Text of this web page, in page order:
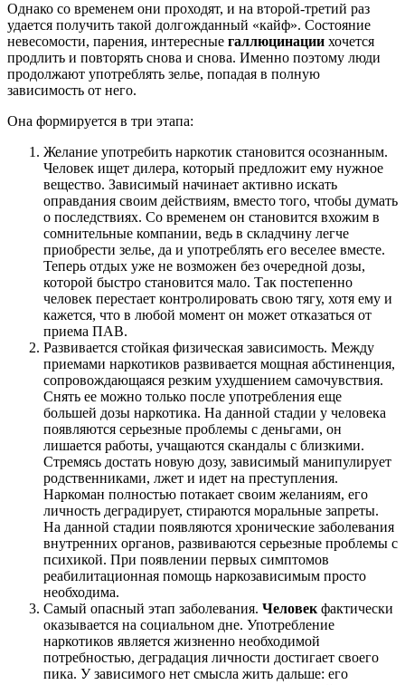
Однако со временем они проходят, и на второй-третий раз
удается получить такой долгожданный «кайф». Состояние
невесомости, парения, интересные галлюцинации хочется
продлить и повторять снова и снова. Именно поэтому люди
продолжают употреблять зелье, попадая в полную
зависимость от него.
Она формируется в три этапа:
Желание употребить наркотик становится осознанным.
Человек ищет дилера, который предложит ему нужное
вещество. Зависимый начинает активно искать
оправдания своим действиям, вместо того, чтобы думать
о последствиях. Со временем он становится вхожим в
сомнительные компании, ведь в складчину легче
приобрести зелье, да и употреблять его веселее вместе.
Теперь отдых уже не возможен без очередной дозы,
которой быстро становится мало. Так постепенно
человек перестает контролировать свою тягу, хотя ему и
кажется, что в любой момент он может отказаться от
приема ПАВ.
Развивается стойкая физическая зависимость. Между
приемами наркотиков развивается мощная абстиненция,
сопровождающаяся резким ухудшением самочувствия.
Снять ее можно только после употребления еще
большей дозы наркотика. На данной стадии у человека
появляются серьезные проблемы с деньгами, он
лишается работы, учащаются скандалы с близкими.
Стремясь достать новую дозу, зависимый манипулирует
родственниками, лжет и идет на преступления.
Наркоман полностью потакает своим желаниям, его
личность деградирует, стираются моральные запреты.
На данной стадии появляются хронические заболевания
внутренних органов, развиваются серьезные проблемы с
психикой. При появлении первых симптомов
реабилитационная помощь наркозависимым просто
необходима.
Самый опасный этап заболевания. Человек фактически
оказывается на социальном дне. Употребление
наркотиков является жизненно необходимой
потребностью, деградация личности достигает своего
пика. У зависимого нет смысла жить дальше: его